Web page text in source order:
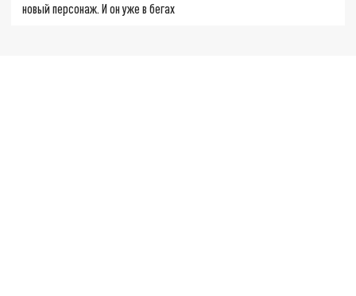
новый персонаж. И он уже в бегах